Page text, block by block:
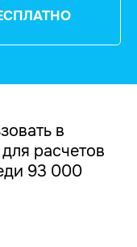
в
расчетов
93 000